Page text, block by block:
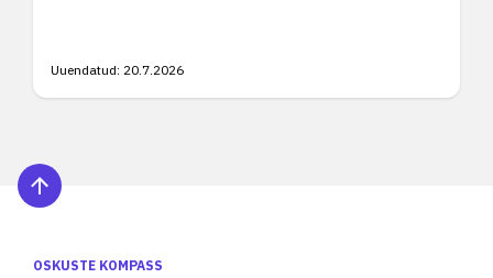
Uuendatud: 20.7.2026
OSKUSTE KOMPASS